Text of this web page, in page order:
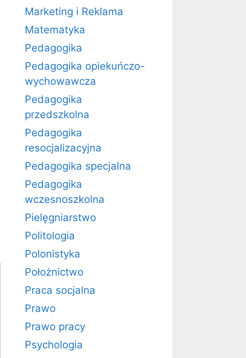
Marketing i Reklama
Matematyka
Pedagogika
Pedagogika opiekuńczo-
wychowawcza
Pedagogika
przedszkolna
Pedagogika
resocjalizacyjna
Pedagogika specjalna
Pedagogika
wczesnoszkolna
Pielęgniarstwo
Politologia
Polonistyka
Położnictwo
Praca socjalna
Prawo
Prawo pracy
Psychologia